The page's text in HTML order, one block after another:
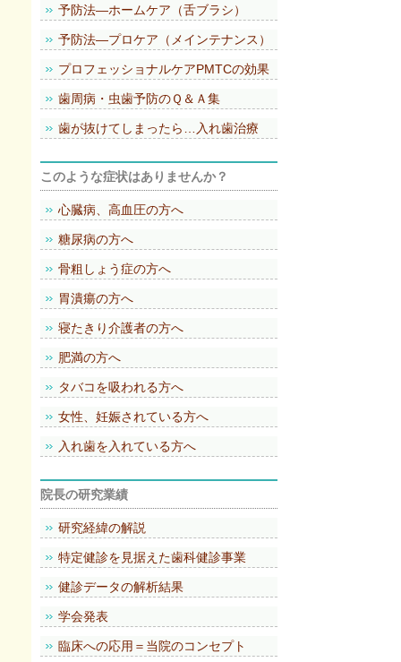
予防法―ホームケア（舌ブラシ）
予防法―プロケア（メインテナンス）
プロフェッショナルケアPMTCの効果
歯周病・虫歯予防のＱ＆Ａ集
歯が抜けてしまったら…入れ歯治療
このような症状はありませんか？
心臓病、高血圧の方へ
糖尿病の方へ
骨粗しょう症の方へ
胃潰瘍の方へ
寝たきり介護者の方へ
肥満の方へ
タバコを吸われる方へ
女性、妊娠されている方へ
入れ歯を入れている方へ
院長の研究業績
研究経緯の解説
特定健診を見据えた歯科健診事業
健診データの解析結果
学会発表
臨床への応用＝当院のコンセプト